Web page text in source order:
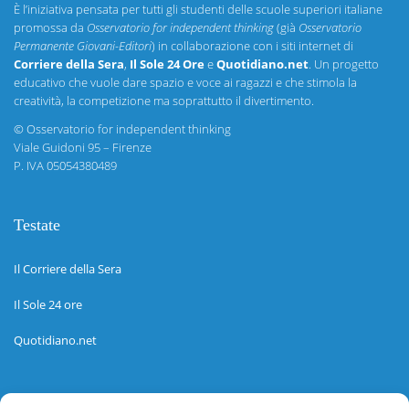
È l’iniziativa pensata per tutti gli studenti delle scuole superiori italiane
promossa da Osservatorio for independent thinking(già Osservatorio
Permanente Giovani-Editori) in collaborazione con i siti internet di
Corriere della Sera, Il Sole 24 OreeQuotidiano.net. Un progetto
educativo che vuole dare spazio e voce ai ragazzi e che stimola la
creatività, la competizione ma soprattutto il divertimento.
©Osservatorio for independent thinking
Viale Guidoni 95 – Firenze
P. IVA 05054380489
Testate
Il Corriere della Sera
Il Sole 24 ore
Quotidiano.net
Informazioni